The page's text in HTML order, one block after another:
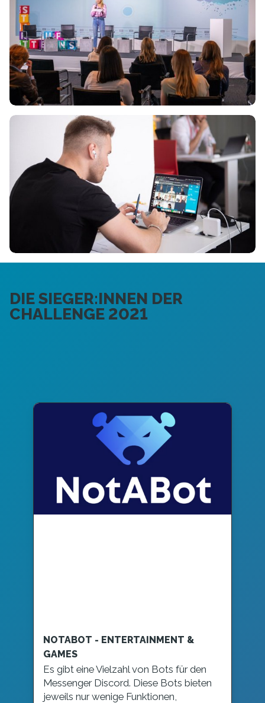
DIE SIEGER:INNEN DER
CHALLENGE 2021
NOTABOT - ENTERTAINMENT &
GAMES
Es gibt eine Vielzahl von Bots für den
Messenger Discord. Diese Bots bieten
jeweils nur wenige Funktionen,